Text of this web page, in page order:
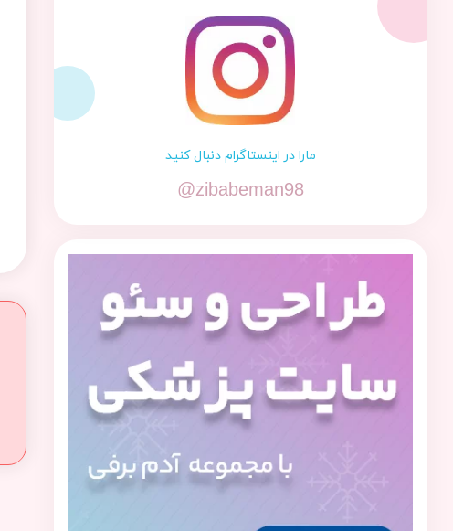
مارا در اینستاگرام دنبال کنید
@zibabeman98